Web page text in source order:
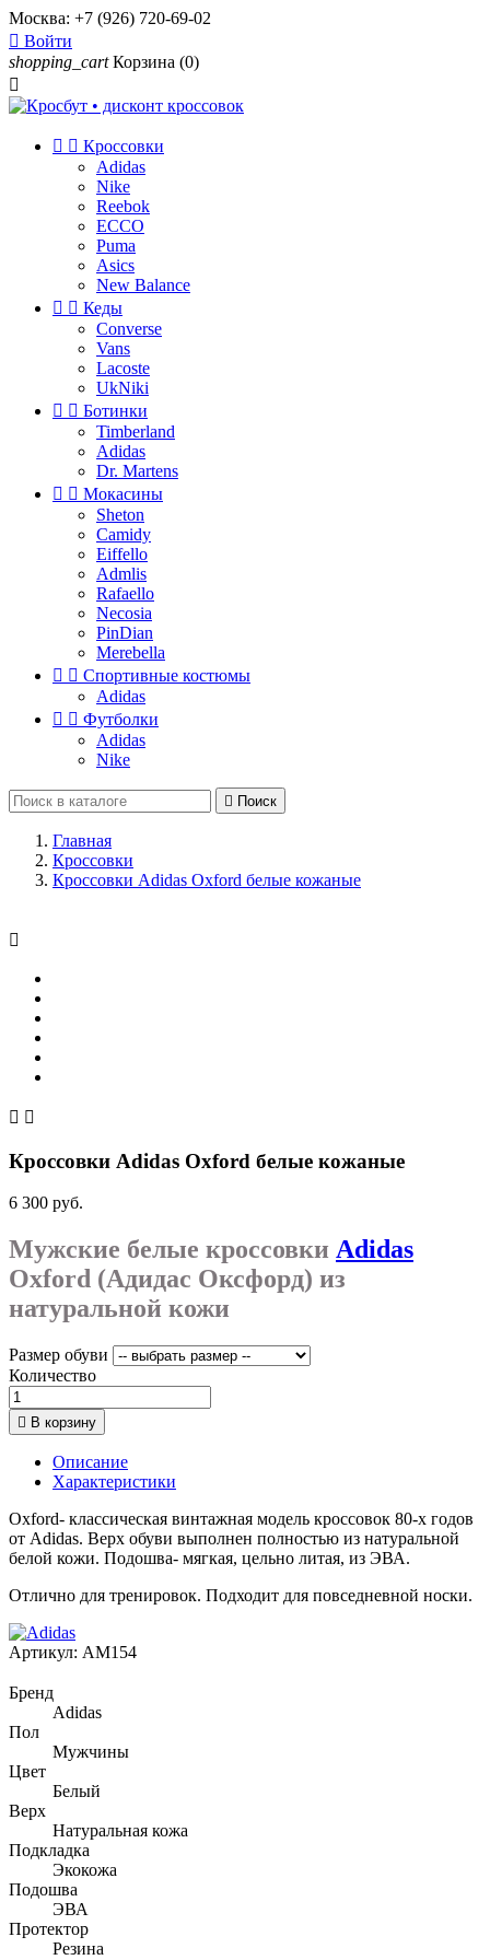
Москва: +7 (926) 720-69-02
 Войти
shopping_cart Корзина (0)

  Кроссовки
Adidas
Nike
Reebok
ECCO
Puma
Asics
New Balance
  Кеды
Converse
Vans
Lacoste
UkNiki
  Ботинки
Timberland
Adidas
Dr. Martens
  Мокасины
Sheton
Camidy
Eiffello
Admlis
Rafaello
Necosia
PinDian
Merebella
  Спортивные костюмы
Adidas
  Футболки
Adidas
Nike
 Поиск
Главная
Кроссовки
Кроссовки Adidas Oxford белые кожаные

 
Кроссовки Adidas Oxford белые кожаные
6 300 руб.
Мужские белые кроссовки Adidas
Oxford (Адидас Оксфорд) из
натуральной кожи
Размер обуви
Количество
 В корзину
Описание
Характеристики
Oxford- классическая винтажная модель кроссовок 80-х годов
от Adidas. Верх обуви выполнен полностью из натуральной
белой кожи. Подошва- мягкая, цельно литая, из ЭВА.
Отлично для тренировок. Подходит для повседневной носки.
Артикул: AM154
Бренд
Adidas
Пол
Мужчины
Цвет
Белый
Верх
Натуральная кожа
Подкладка
Экокожа
Подошва
ЭВА
Протектор
Резина